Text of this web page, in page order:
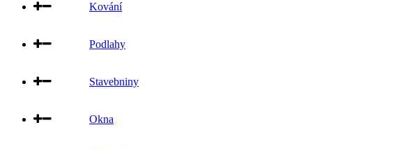
Kování
Podlahy
Stavebniny
Okna